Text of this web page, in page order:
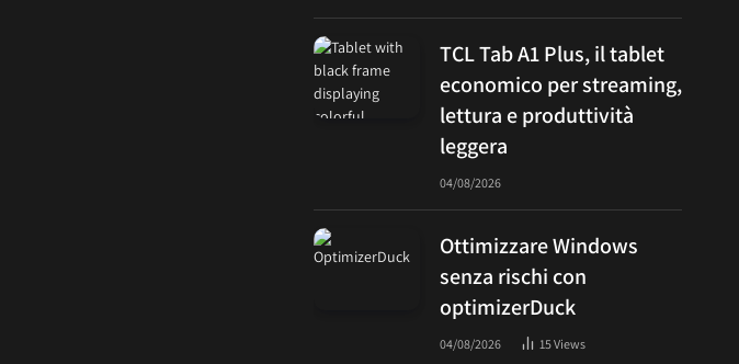
TCL Tab A1 Plus, il tablet
economico per streaming,
lettura e produttività
leggera
04/08/2026
Ottimizzare Windows
senza rischi con
optimizerDuck
04/08/2026 15Views